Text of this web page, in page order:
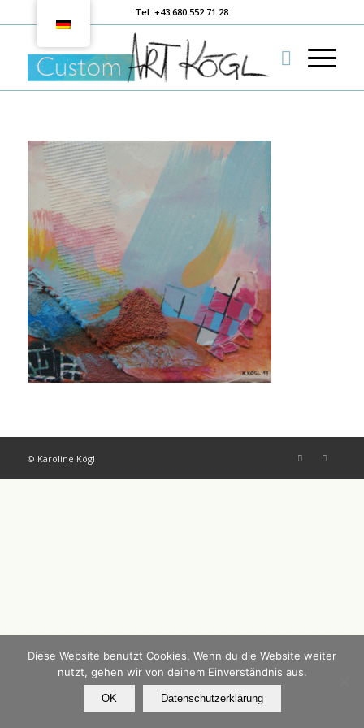
Tel: +43 680 552 71 28
© Karoline Kögl
Diese Website benutzt Cookies. Wenn du die Website weiter
nutzt, gehen wir von deinem Einverständnis aus.
OK Datenschutzerklärung